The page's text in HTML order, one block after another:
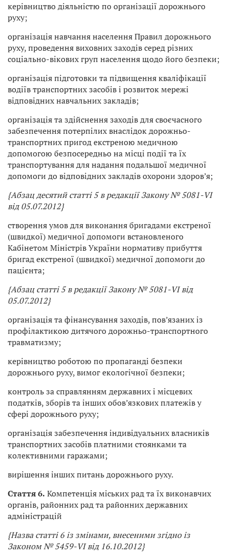
керівництво діяльністю по організації дорожнього
руху;
організація навчання населення Правил дорожнього
руху, проведення виховних заходів серед різних
соціально-вікових груп населення щодо його безпеки;
організація підготовки та підвищення кваліфікації
водіїв транспортних засобів і розвиток мережі
відповідних навчальних закладів;
організація та здійснення заходів для своєчасного
забезпечення потерпілих внаслідок дорожньо-
транспортних пригод екстреною медичною
допомогою безпосередньо на місці події та їх
транспортування для надання подальшої медичної
допомоги до відповідних закладів охорони здоров’я;
{Абзац десятий статті 5 в редакції Закону № 5081-VI
від 05.07.2012}
створення умов для виконання бригадами екстреної
(швидкої) медичної допомоги встановленого
Кабінетом Міністрів України нормативу прибуття
бригад екстреної (швидкої) медичної допомоги до
пацієнта;
{Абзац статті 5 в редакції Закону № 5081-VI від
05.07.2012}
організація та фінансування заходів, пов’язаних із
профілактикою дитячого дорожньо-транспортного
травматизму;
керівництво роботою по пропаганді безпеки
дорожнього руху, вимог екологічної безпеки;
контроль за справлянням державних і місцевих
податків, зборів та інших обов’язкових платежів у
сфері дорожнього руху;
організація забезпечення індивідуальних власників
транспортних засобів платними стоянками та
колективними гаражами;
вирішення інших питань дорожнього руху.
Стаття 6. Компетенція міських рад та їх виконавчих
органів, районних рад та районних державних
адміністрацій
{Назва статті 6 із змінами, внесеними згідно із
Законом № 5459-VI від 16.10.2012}